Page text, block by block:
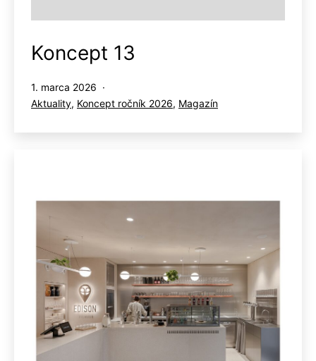
Koncept 13
Publikované
1. marca 2026
Kategorizované
Aktuality, Koncept ročník 2026, Magazín